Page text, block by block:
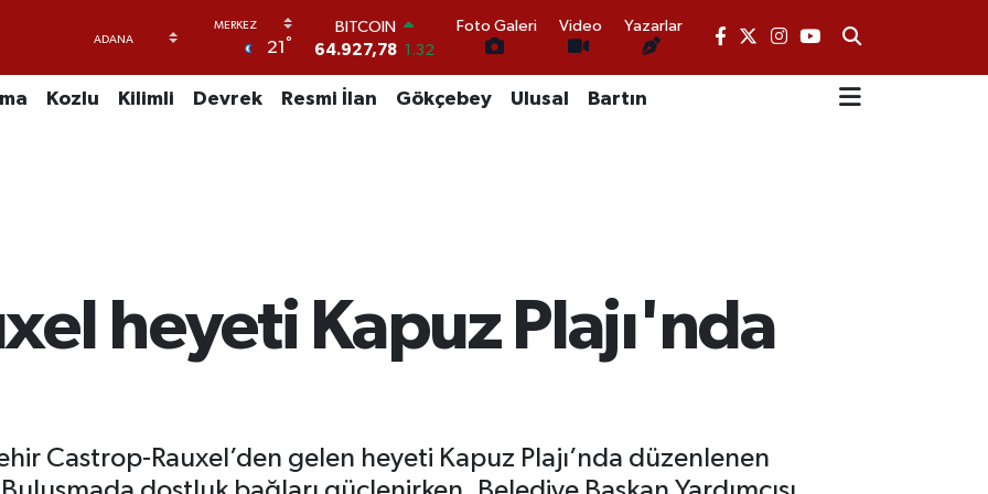
21 °
64.927,78 1.32
DOLAR
47,5894 0.08
EURO
Foto Galeri Video Yazarlar
Kozlu Kilimli Devrek Resmi İlan Gökçebey Ulusal Bartın
heyeti Kapuz Plajı'nda
Castrop-Rauxel’den gelen heyeti Kapuz Plajı’nda düzenlenen